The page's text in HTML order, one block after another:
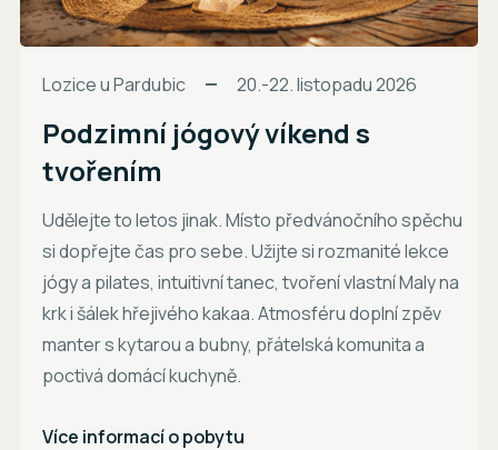
Lozice u Pardubic 20.-22. listopadu 2026
Podzimní jógový víkend s
tvořením
Udělejte to letos jinak. Místo předvánočního spěchu
si dopřejte čas pro sebe. Užijte si rozmanité lekce
jógy a pilates, intuitivní tanec, tvoření vlastní Maly na
krk i šálek hřejivého kakaa. Atmosféru doplní zpěv
manter s kytarou a bubny, přátelská komunita a
poctivá domácí kuchyně.
Více informací o pobytu